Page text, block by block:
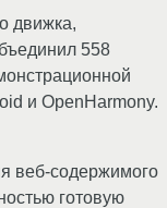
движка,
558
и OpenHarmony.
веб-содержимого
готовую